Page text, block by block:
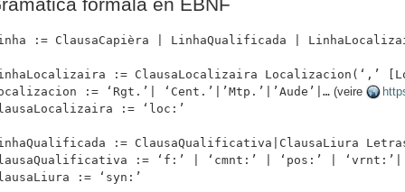
formala en EBNF
:= ClausaCapièra | LinhaQualificada |
:= ClausaLocalizaira Localizacion(‘,’
:= ‘Rgt.’| ‘Cent.’|’Mtp.’|’Aude’|… (veire
:= ‘loc:’
:= ClausaQualificativa|ClausaLiura
:= ‘f:’ | ‘cmnt:’ | ‘pos:’ |
:= ‘syn:’